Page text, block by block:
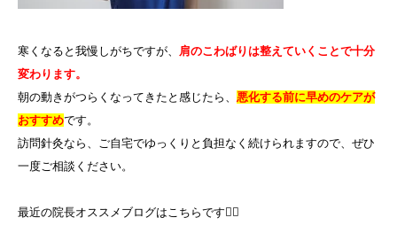
寒くなると我慢しがちですが、 肩のこわばりは整えていくことで十分
変わります。
朝の動きがつらくなってきたと感じたら、 悪化する前に早めのケアが
おすすめです。
訪問針灸なら、ご自宅でゆっくりと負担なく続けられますので、ぜひ
一度ご相談ください。
最近の院長オススメブログはこちらです💁‍♀️